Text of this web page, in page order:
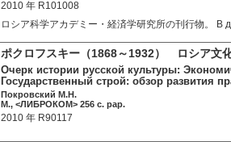
2010 年 R101008
ロシア科学アカデミー・経済学研究所の刊行物。 В
ポクロフスキー（1868～1932） ロシア
Очерк истории русской культуры:
Государственный строй: обзор развития
Покровский М.Н.
М., <ЛИБРОКОМ> 256 c. pap.
2010 年 R90117